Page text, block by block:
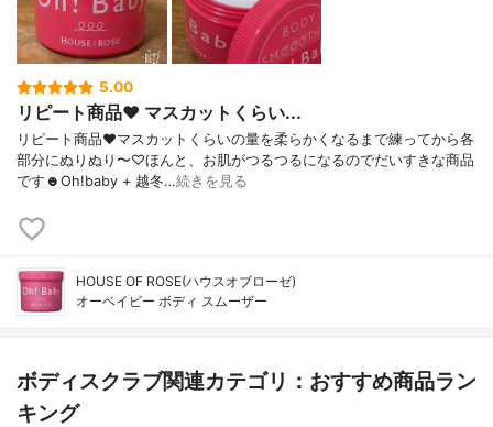
5.00
リピート商品❤︎ マスカットくらい...
リピート商品❤︎マスカットくらいの量を柔らかくなるまで練ってから各
部分にぬりぬり〜♡ほんと、お肌がつるつるになるのでだいすきな商品
です☻Oh!baby + 越冬…続きを見る
HOUSE OF ROSE(ハウスオブローゼ)
オーベイビー ボディ スムーザー
ボディスクラブ関連カテゴリ：おすすめ商品ラン
キング